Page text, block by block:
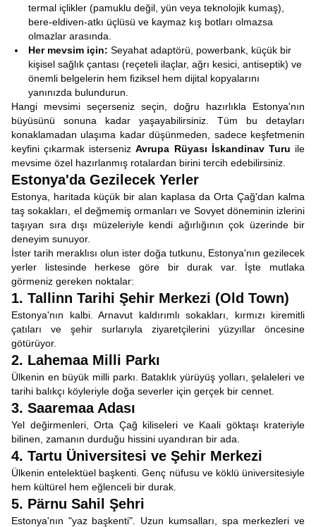
termal içlikler (pamuklu değil, yün veya teknolojik kumaş),
bere-eldiven-atkı üçlüsü ve kaymaz kış botları olmazsa
olmazlar arasında.
Her mevsim için: Seyahat adaptörü, powerbank, küçük bir
kişisel sağlık çantası (reçeteli ilaçlar, ağrı kesici, antiseptik) ve
önemli belgelerin hem fiziksel hem dijital kopyalarını
yanınızda bulundurun.
Hangi mevsimi seçerseniz seçin, doğru hazırlıkla Estonya'nın
büyüsünü sonuna kadar yaşayabilirsiniz. Tüm bu detayları
konaklamadan ulaşıma kadar düşünmeden, sadece keşfetmenin
keyfini çıkarmak istersenizAvrupa Rüyası İskandinav Turu ile
mevsime özel hazırlanmış rotalardan birini tercih edebilirsiniz.
Estonya'da Gezilecek Yerler
Estonya, haritada küçük bir alan kaplasa da Orta Çağ'dan kalma
taş sokakları, el değmemiş ormanları ve Sovyet döneminin izlerini
taşıyan sıra dışı müzeleriyle kendi ağırlığının çok üzerinde bir
deneyim sunuyor.
İster tarih meraklısı olun ister doğa tutkunu, Estonya'nın gezilecek
yerler listesinde herkese göre bir durak var. İşte mutlaka
görmeniz gereken noktalar:
1. Tallinn Tarihi Şehir Merkezi (Old Town)
Estonya'nın kalbi. Arnavut kaldırımlı sokakları, kırmızı kiremitli
çatıları ve şehir surlarıyla ziyaretçilerini yüzyıllar öncesine
götürüyor.
2. Lahemaa Milli Parkı
Ülkenin en büyük milli parkı. Bataklık yürüyüş yolları, şelaleleri ve
tarihi balıkçı köyleriyle doğa severler için gerçek bir cennet.
3. Saaremaa Adası
Yel değirmenleri, Orta Çağ kiliseleri ve Kaali göktaşı krateriyle
bilinen, zamanın durduğu hissini uyandıran bir ada.
4. Tartu Üniversitesi ve Şehir Merkezi
Ülkenin entelektüel başkenti. Genç nüfusu ve köklü üniversitesiyle
hem kültürel hem eğlenceli bir durak.
5. Pärnu Sahil Şehri
Estonya'nın "yaz başkenti". Uzun kumsalları, spa merkezleri ve